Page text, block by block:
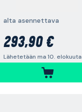
alta asennettava
293,90 €
Lähetetään ma 10. elokuuta